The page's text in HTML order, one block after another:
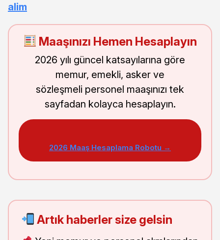
alim
Maaşınızı Hemen Hesaplayın
2026 yılı güncel katsayılarına göre
memur, emekli, asker ve
sözleşmeli personel maaşınızı tek
sayfadan kolayca hesaplayın.
2026 Maaş Hesaplama Robotu →
Artık haberler size gelsin